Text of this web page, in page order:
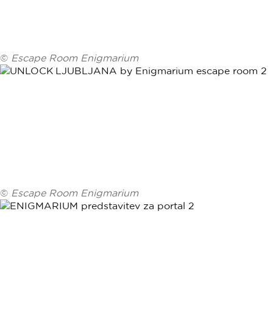
© Escape Room Enigmarium
© Escape Room Enigmarium